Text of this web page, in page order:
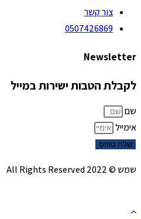
צור קשר
0507426869
Newsletter
לקבלת הטבות ישירות במייל
שם
אימייל
שלח טופס
שמש © 2022 All Rights Reserved